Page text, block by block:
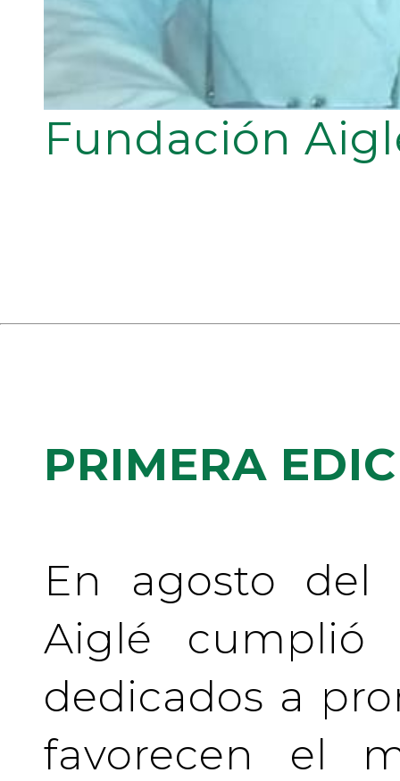
Fundación
PRIMERA
En agosto del
Aiglé
dedicados a
favorecen el